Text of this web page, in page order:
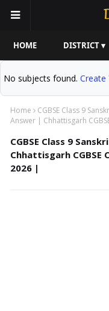
HOME DISTRICT ▾
No subjects found. Create
Home CGBSE Class 9
Answer | Chhattisgarh
CGBSE Class 9
Chhattisgarh CGBSE
2026 |